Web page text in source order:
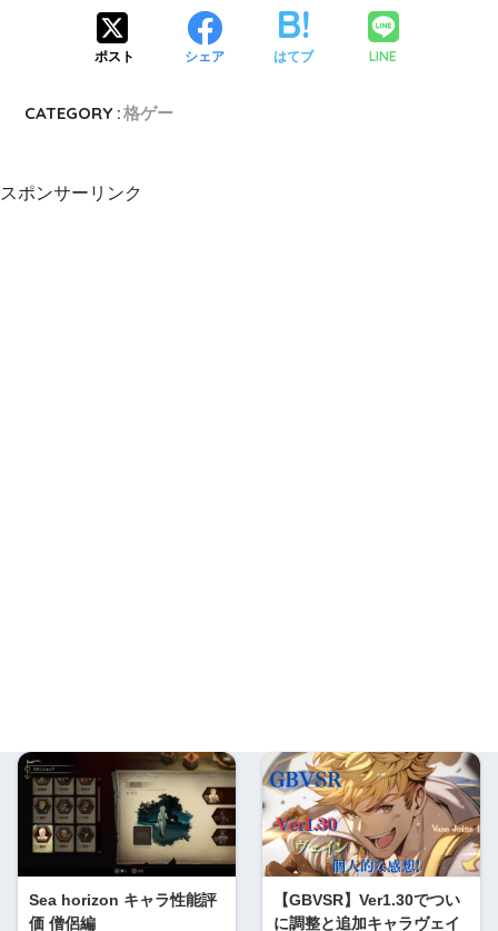
ポスト シェア はてブ LINE
CATEGORY :格ゲー
スポンサーリンク
Sea horizon キャラ性能評
価 僧侶編
【GBVSR】Ver1.30でつい
に調整と追加キャラヴェイ